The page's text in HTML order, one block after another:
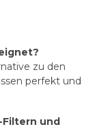
zu den
perfekt und
Filtern und